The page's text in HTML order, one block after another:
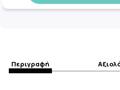
Περιγραφή